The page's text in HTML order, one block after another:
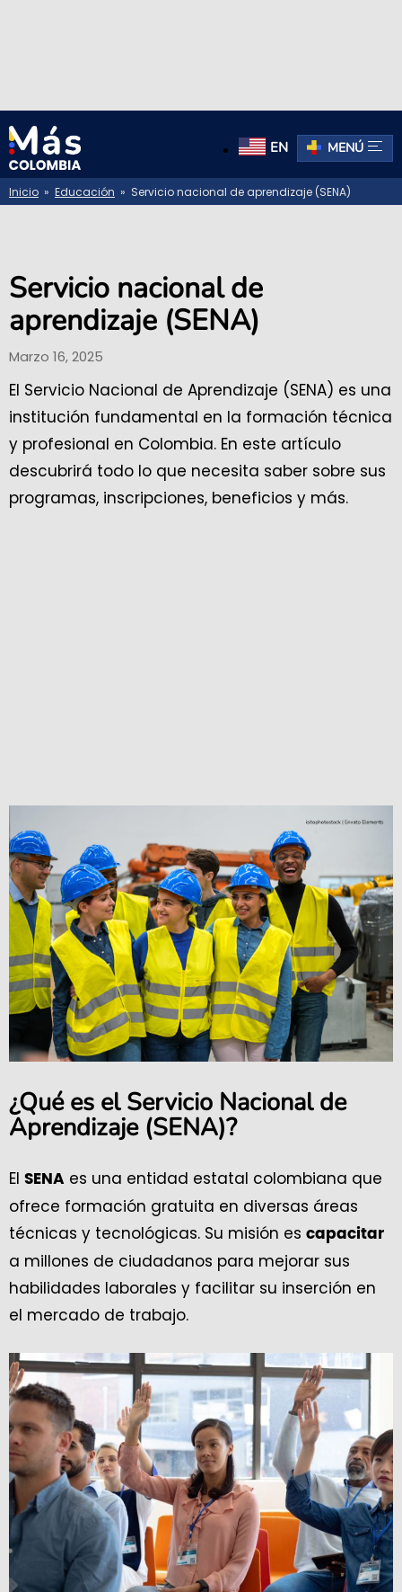
EN MENÚ
Inicio » Educación » Servicio nacional de aprendizaje (SENA)
Servicio nacional de
aprendizaje (SENA)
Marzo 16, 2025
El Servicio Nacional de Aprendizaje (SENA) es una
institución fundamental en la formación técnica
y profesional en Colombia. En este artículo
descubrirá todo lo que necesita saber sobre sus
programas, inscripciones, beneficios y más.
¿Qué es el Servicio Nacional de
Aprendizaje (SENA)?
El SENA es una entidad estatal colombiana que
ofrece formación gratuita en diversas áreas
técnicas y tecnológicas. Su misión es capacitar
a millones de ciudadanos para mejorar sus
habilidades laborales y facilitar su inserción en
el mercado de trabajo.